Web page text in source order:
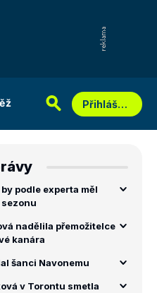
Přihlášení
podle experta měl
nadělila přemožitelce
kanára
šanci Navonemu
v Torontu smetla